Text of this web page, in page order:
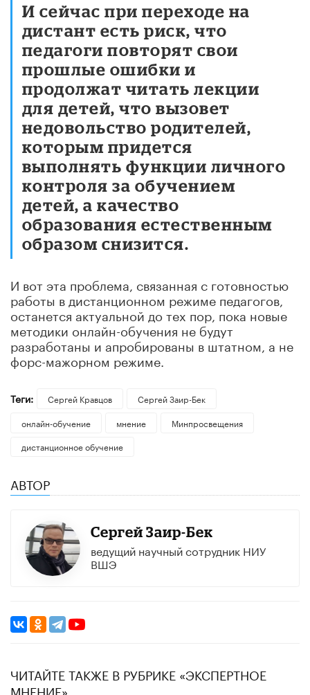
И сейчас при переходе на
дистант есть риск, что
педагоги повторят свои
прошлые ошибки и
продолжат читать лекции
для детей, что вызовет
недовольство родителей,
которым придется
выполнять функции личного
контроля за обучением
детей, а качество
образования естественным
образом снизится.
И вот эта проблема, связанная с готовностью
работы в дистанционном режиме педагогов,
останется актуальной до тех пор, пока новые
методики онлайн-обучения не будут
разработаны и апробированы в штатном, а не
форс-мажорном режиме.
Теги: Сергей Кравцов
Сергей Заир-Бек
онлайн-обучение
мнение
Минпросвещения
дистанционное обучение
АВТОР
Сергей Заир-Бек
ведущий научный сотрудник НИУ
ВШЭ
ЧИТАЙТЕ ТАКЖЕ В РУБРИКЕ «ЭКСПЕРТНОЕ
МНЕНИЕ»